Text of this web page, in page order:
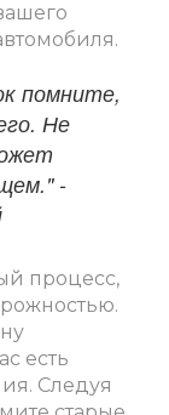
помните,
Не
-
процесс,
есть
Следуя